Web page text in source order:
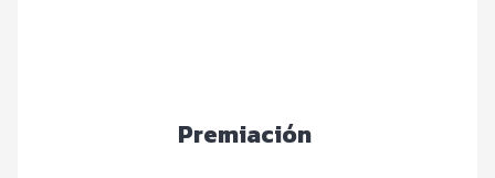
Premiación